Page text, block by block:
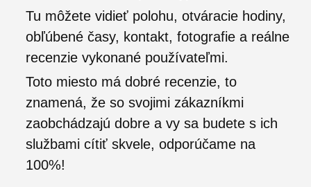
Tu môžete vidieť polohu, otváracie hodiny,
obľúbené časy, kontakt, fotografie a reálne
recenzie vykonané používateľmi.
Toto miesto má dobré recenzie, to
znamená, že so svojimi zákazníkmi
zaobchádzajú dobre a vy sa budete s ich
službami cítiť skvele, odporúčame na
100%!